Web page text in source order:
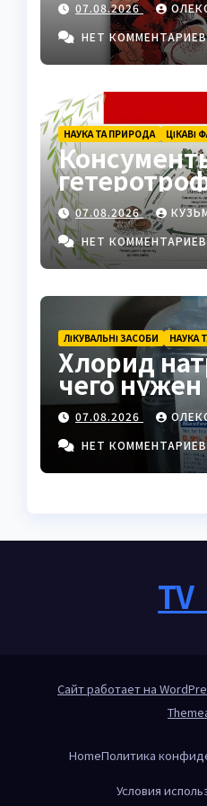
07.08.2026
НЕТ КОММЕНТАРИЕВ
НАУКА ТА ПРИРОДА ЦІКАВІ
07.08.2026
НЕТ КОММЕНТАРИЕВ
ЛІКУВАЛЬНІ ЗАСОБИ НАУКА
Хлорид
чего
07.08.2026
НЕТ КОММЕНТАРИЕВ
Сайт работает на
HomeПолитика
Условия